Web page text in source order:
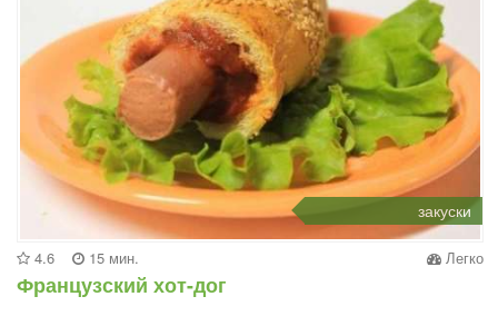
закуски
4.6 15 мин. Легко
Французский хот-дог